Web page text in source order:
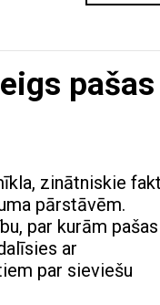
pašas
zinātniskie
pārstāvēm.
par kurām pašas
ar
par sieviešu